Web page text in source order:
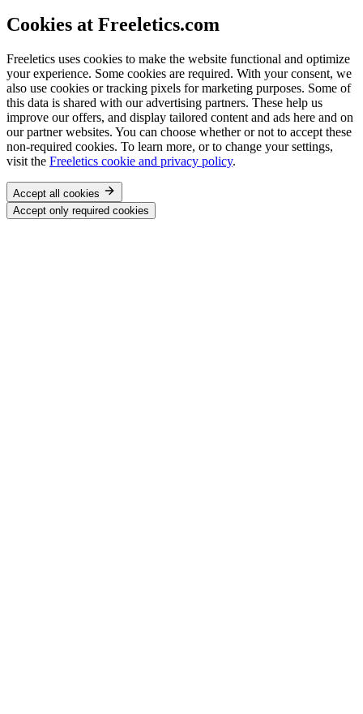
Cookies at Freeletics.com
Freeletics uses cookies to make the website functional and optimize
your experience. Some cookies are required. With your consent, we
also use cookies or tracking pixels for marketing purposes. Some of
this data is shared with our advertising partners. These help us
improve our offers, and display tailored content and ads here and on
our partner websites. You can choose whether or not to accept these
non-required cookies. To learn more, or to change your settings,
visit the Freeletics cookie and privacy policy.
Accept all cookies
Accept only required cookies